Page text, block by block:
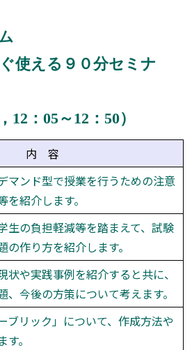
使える９０分セミナ
：05～12：50）
内 容
マンド型で授業を行うための注意
紹介します。
生の負担軽減等を踏まえて、試験
作り方を紹介します。
状や実践事例を紹介すると共に、
、今後の方策について考えます。
ブリック」について、作成方法や
。